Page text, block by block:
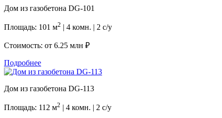
Дом из газобетона DG-101
Площадь: 101 м2 | 4 комн. | 2 с/у
Стоимость: от 6.25 млн ₽
Подробнее
Дом из газобетона DG-113
Площадь: 112 м2 | 4 комн. | 2 с/у